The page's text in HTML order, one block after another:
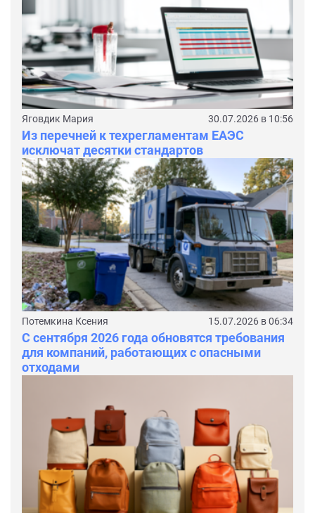
Яговдик Мария 30.07.2026 в 10:56
Из перечней к техрегламентам ЕАЭС
исключат десятки стандартов
Потемкина Ксения 15.07.2026 в 06:34
С сентября 2026 года обновятся требования
для компаний, работающих с опасными
отходами